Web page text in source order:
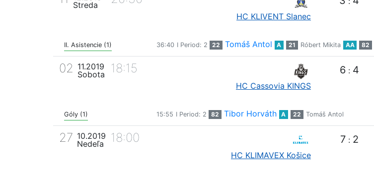
Streda
HC KLIVENT Slanec
II. Asistencie (1) 36:40 I Period: 2 22 Tomáš Antol A 21 Róbert Mikita AA 82
02 11.2019
Sobota
18:15
HC Cassovia KINGS
6 : 4
Góly (1) 15:55 I Period: 2 82 Tibor Horváth A 22 Tomáš Antol
27 10.2019
Nedeľa
18:00
HC KLIMAVEX Košice
7 : 2